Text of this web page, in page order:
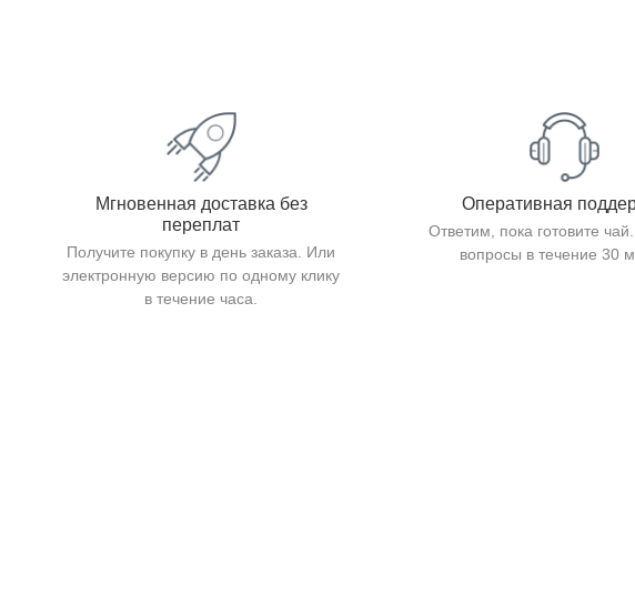
Мгновенная доставка без
переплат
Получите покупку в день заказа. Или
электронную версию по одному клику
в течение часа.
Оперативная
Ответим, пока готовите
вопросы в течение 30